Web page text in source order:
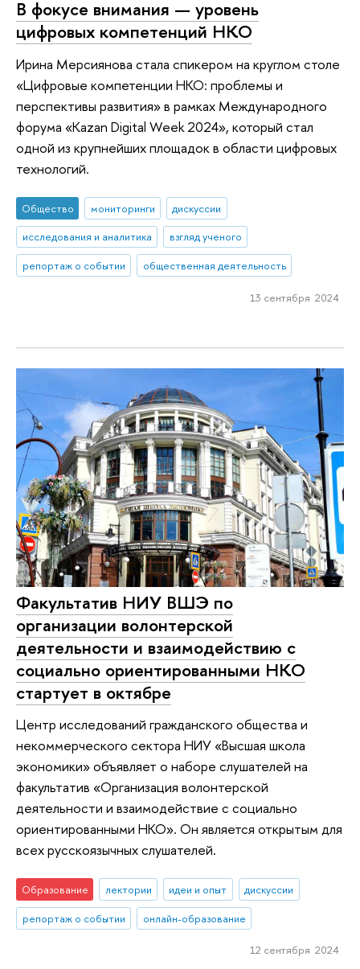
В фокусе внимания — уровень
цифровых компетенций НКО
Ирина Мерсиянова стала спикером на круглом столе
«Цифровые компетенции НКО: проблемы и
перспективы развития» в рамках Международного
форума «Kazan Digital Week 2024», который стал
одной из крупнейших площадок в области цифровых
технологий.
Общество мониторинги
дискуссии
исследования и аналитика
взгляд ученого
репортаж о событии
общественная деятельность
13 сентября 2024
Факультатив НИУ ВШЭ по
организации волонтерской
деятельности и взаимодействию с
социально ориентированными НКО
стартует в октябре
Центр исследований гражданского общества и
некоммерческого сектора НИУ «Высшая школа
экономики» объявляет о наборе слушателей на
факультатив «Организация волонтерской
деятельности и взаимодействие с социально
ориентированными НКО». Он является открытым для
всех русскоязычных слушателей.
Образование лектории идеи и опыт
дискуссии
репортаж о событии
онлайн-образование
12 сентября 2024